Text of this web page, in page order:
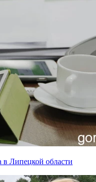
в Липецкой области